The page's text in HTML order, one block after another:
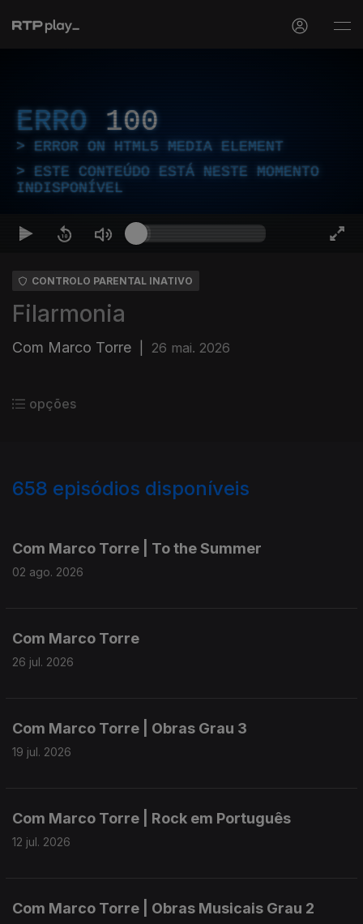
ERRO 100
ERROR ON HTML5 MEDIA ELEMENT
ESTE CONTEÚDO ESTÁ NESTE MOMENTO
INDISPONÍVEL
CONTROLO PARENTAL INATIVO
Filarmonia
Com Marco Torre 26 mai. 2026
opções
658 episódios disponíveis
Com Marco Torre | To the Summer
02 ago. 2026
Com Marco Torre
26 jul. 2026
Com Marco Torre | Obras Grau 3
19 jul. 2026
Com Marco Torre | Rock em Português
12 jul. 2026
Com Marco Torre | Obras Musicais Grau 2